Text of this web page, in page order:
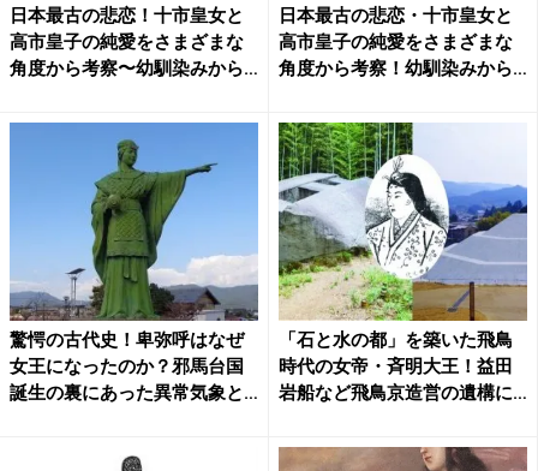
日本最古の悲恋！十市皇女と
高市皇子の純愛をさまざまな
角度から考察〜幼馴染みから
日本最古の悲恋・十市皇女と
高市皇子の純愛をさまざまな
角度から考察！幼馴染みから
驚愕の古代史！卑弥呼はなぜ
女王になったのか？邪馬台国
誕生の裏にあった異常気象と
「石と水の都」を築いた飛鳥
時代の女帝・斉明大王！益田
岩船など飛鳥京造営の遺構に